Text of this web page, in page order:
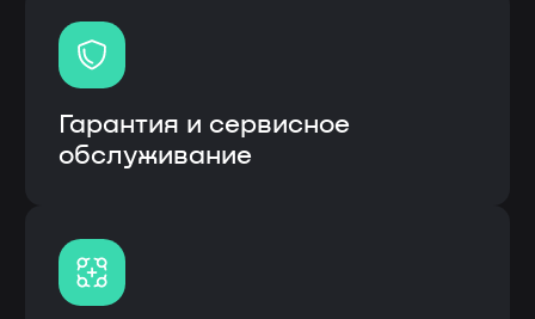
Единая система вместо
разрозненных решений
технико-организующая система) –
специализированное прикладное
программное обеспечение,
предназначенное для решения задач
синхронизации, координации, анализа